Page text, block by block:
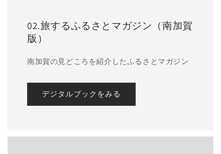
02.旅するふるさとマガジン（南加賀
版）
南加賀の見どころを紹介したふるさとマガジン
デジタルブックをみる